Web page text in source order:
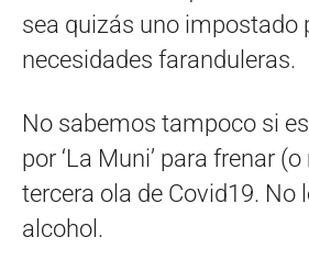
sea quizás uno impostado
necesidades faranduleras.
No sabemos tampoco si
por ‘La Muni’ para frenar
tercera ola de Covid19. No
alcohol.